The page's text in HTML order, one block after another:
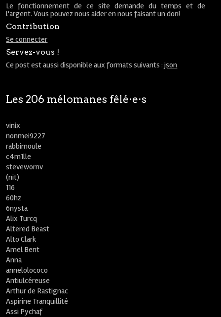
Le fonctionnement de ce site demande du temps et de
l'argent. Vous pouvez nous aider en nous faisant undon!
Contribution
Se connecter
Servez-vous !
Ce post est aussi disponible aux formats suivants :json
Les 206 mélomanes fêlé⋅e⋅s
vinix
nonmei9227
rabbimoule
c4m1lle
stevewornv
(nit)
116
60hz
6nysta
Alix Turcq
Altered Beast
Alto Clark
Amel Bent
Anna
annelolococo
Antiulcéreuse
Arthur de Rastignac
Aspirine Tranquillité
Assi Pychaf